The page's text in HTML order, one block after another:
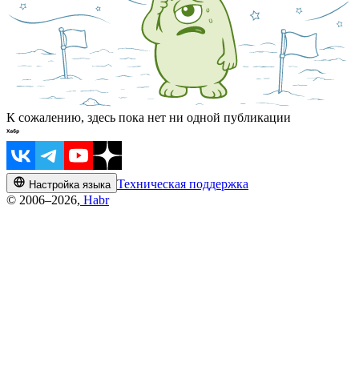
К сожалению, здесь пока нет ни одной публикации
Настройка языка Техническая поддержка
© 2006–2026, Habr